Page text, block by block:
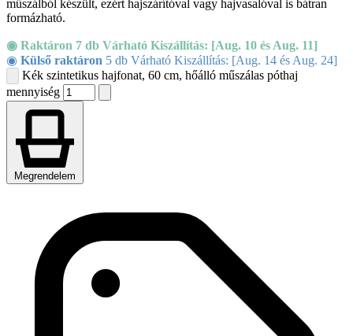
műszálból készült, ezért hajszárítóval vagy hajvasalóval is bátran
formázható.
◉ Raktáron 7 db Várható Kiszállítás: [Aug. 10 és Aug. 11]
◉ Külső raktáron 5 db Várható Kiszállítás: [Aug. 14 és Aug. 24]
Kék szintetikus hajfonat, 60 cm, hőálló műszálas póthaj
mennyiség
Megrendelem